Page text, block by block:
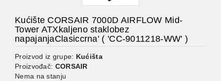
Kućište CORSAIR 7000D AIRFLOW Mid-
Tower ATXkaljeno staklobez
napajanjaClasiccrna' ( 'CC-9011218-WW' )
Proizvod iz grupe: Kućišta
Proizvođač: CORSAIR
Nema na stanju